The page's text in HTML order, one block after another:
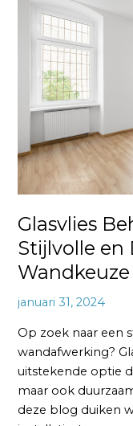
Glasvlies
Stijlvolle en
Wandkeuze
januari 31, 2024
Op zoek naar een
wandafwerking?
uitstekende optie
maar ook
deze blog duiken
Structuur:
Stijlvolle
Duurzame